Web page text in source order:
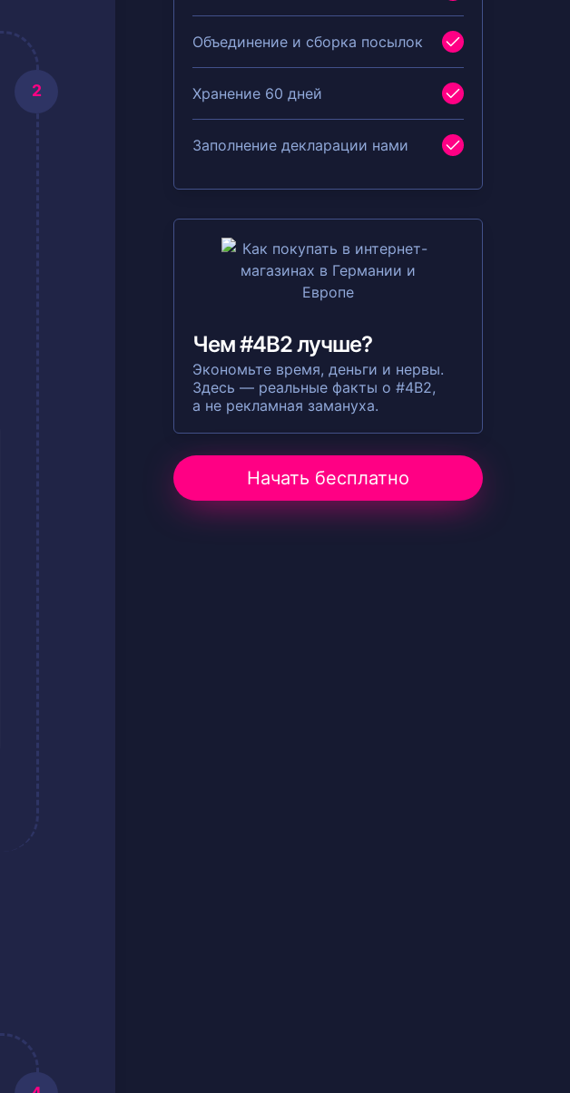
Объединение и сборка посылок
Хранение 60 дней
Заполнение декларации нами
Чем #4B2 лучше?
Экономьте время, деньги и нервы.
Здесь — реальные факты о #4B2,
а не рекламная замануха.
Начать бесплатно